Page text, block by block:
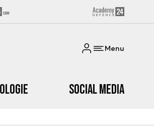
Menu
Social media